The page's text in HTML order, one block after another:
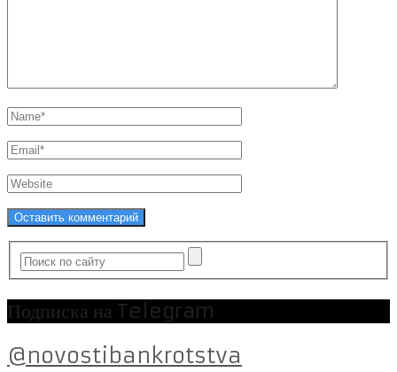
Подписка на Telegram
@novostibankrotstva